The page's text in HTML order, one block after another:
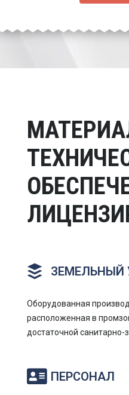
ЗЕМЕЛЬНЫЙ
Оборудованная
расположенная в
достаточной санитарно-
ПЕРСОНАЛ